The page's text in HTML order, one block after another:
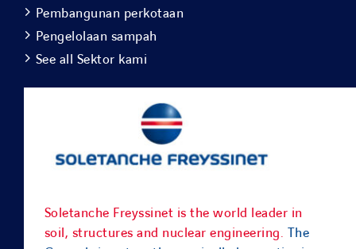
Pembangunan perkotaan
Pengelolaan sampah
See all Sektor kami
Soletanche Freyssinet is the world leader in
soil, structures and nuclear engineering. The